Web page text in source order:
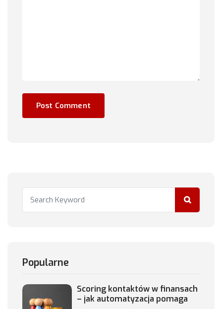
Popularne
Scoring kontaktów w finansach
– jak automatyzacja pomaga